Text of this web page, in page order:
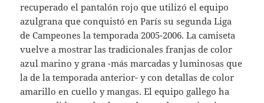
recuperado el pantalón rojo que utilizó el equipo
azulgrana que conquistó en París su segunda Liga
de Campeones la temporada 2005-2006. La camiseta
vuelve a mostrar las tradicionales franjas de color
azul marino y grana -más marcadas y luminosas que
la de la temporada anterior- y con detallas de color
amarillo en cuello y mangas. El equipo gallego ha